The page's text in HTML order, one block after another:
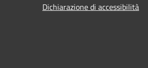
Dichiarazione di accessibilità